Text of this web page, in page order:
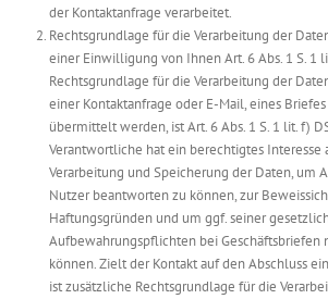
der Kontaktanfrage verarbeitet.
Rechtsgrundlage für die Verarbeitung der
einer Einwilligung von Ihnen Art. 6 Abs. 1 S. 1
Rechtsgrundlage für die Verarbeitung der
einer Kontaktanfrage oder E-Mail, eines
übermittelt werden, ist Art. 6 Abs. 1 S. 1 lit. f)
Verantwortliche hat ein berechtigtes Interesse
Verarbeitung und Speicherung der Daten, um
Nutzer beantworten zu können, zur
Haftungsgründen und um ggf. seiner
Aufbewahrungspflichten bei Geschäftsbriefen
können. Zielt der Kontakt auf den Abschluss
ist zusätzliche Rechtsgrundlage für die